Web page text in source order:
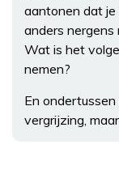
aantonen dat je
anders nergens
Wat is het
nemen?
En
vergrijzing,